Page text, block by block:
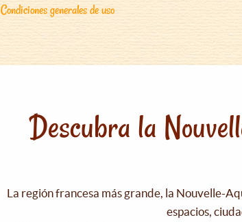
Condiciones generales de uso
Descubra la
La región francesa más grande, la Nouvelle-
espacios,